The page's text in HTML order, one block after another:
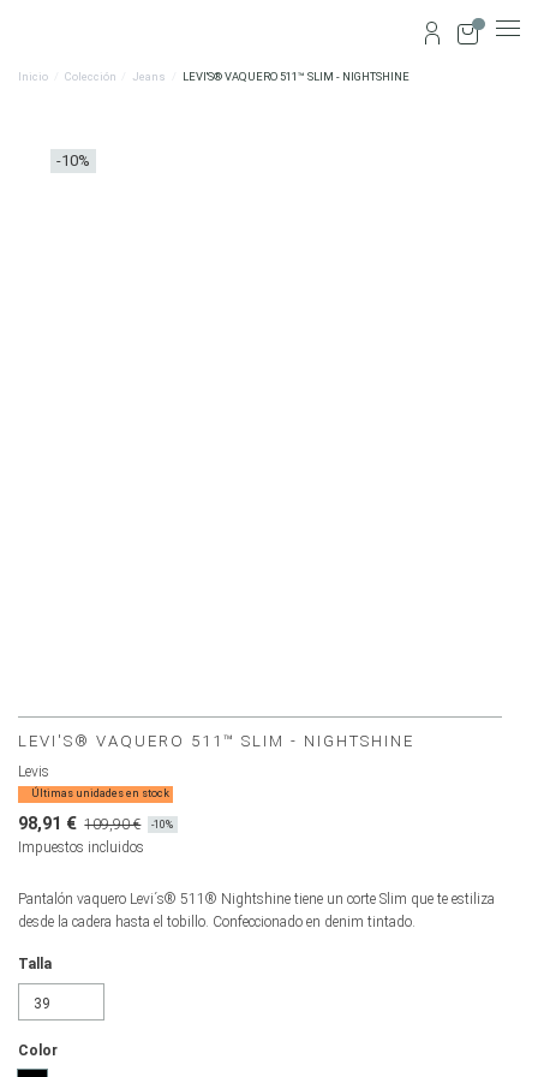
Inicio Colección Jeans LEVI'S® VAQUERO 511™ SLIM - NIGHTSHINE
-10%
LEVI'S® VAQUERO 511™ SLIM - NIGHTSHINE
Levis
Últimas unidades en stock
98,91 € 109,90 € -10%
Impuestos incluidos
Pantalón vaquero Levi´s® 511® Nightshine tiene un corte Slim que te estiliza
desde la cadera hasta el tobillo. Confeccionado en denim tintado.
Talla
Color